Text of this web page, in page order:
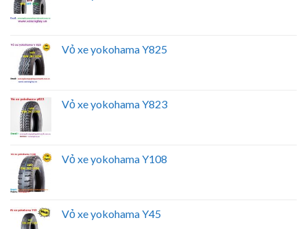
Vỏ xe yokohama Y825
Vỏ xe yokohama Y823
Vỏ xe yokohama Y108
Vỏ xe yokohama Y45